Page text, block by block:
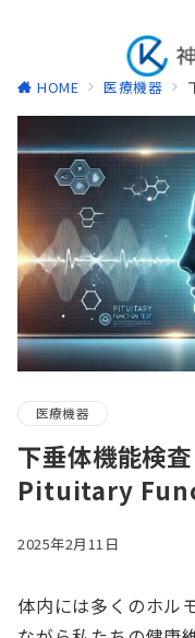
HOME 医療機器
医療機器
下垂体機能検
Pituitary
2025年2月11日
体内には多くのホル